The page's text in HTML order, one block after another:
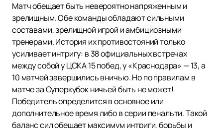
Матч обещает быть невероятно напряженным и
зрелищным. Обе команды обладают сильными
составами, зрелищной игрой и амбициозными
тренерами. История их противостояний только
усиливает интригу: в 38 официальных встречах
между собой у ЦСКА 15 побед, у «Краснодара» — 13, а
10 матчей завершились вничью. Но по правилам в
матче за Суперкубок ничьей быть не может!
Победитель определится в основное или
дополнительное время либо в серии пенальти. Такой
баланс сил обещает максимум интриги, борьбы и